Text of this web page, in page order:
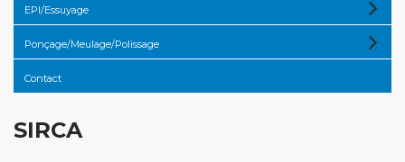
EPI/Essuyage
Ponçage/Meulage/Polissage
Contact
SIRCA